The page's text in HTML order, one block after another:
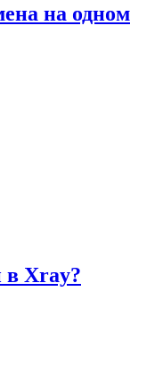
на одном
в Xray?